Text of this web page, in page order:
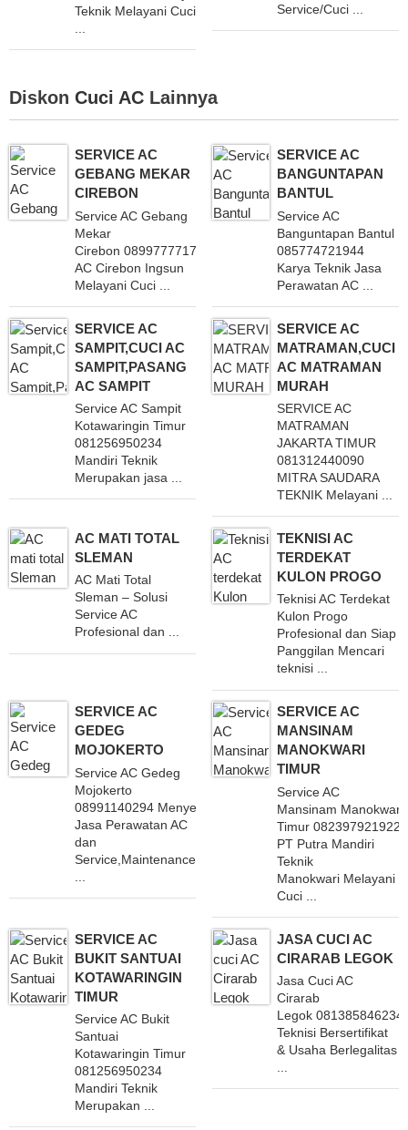
Teknik Melayani Cuci
Service/Cuci ...
Diskon Cuci AC Lainnya
SERVICE AC
GEBANG MEKAR
CIREBON
Service AC Gebang
Mekar
Cirebon 08997777171
AC Cirebon Ingsun
Melayani Cuci ...
SERVICE AC
BANGUNTAPAN
BANTUL
Service AC
Banguntapan Bantul
085774721944
Karya Teknik Jasa
Perawatan AC ...
SERVICE AC
SAMPIT,CUCI AC
SAMPIT,PASANG
AC SAMPIT
Service AC Sampit
Kotawaringin Timur
081256950234
Mandiri Teknik
Merupakan jasa ...
SERVICE AC
MATRAMAN,CUCI
AC MATRAMAN
MURAH
SERVICE AC
MATRAMAN
JAKARTA TIMUR
081312440090
MITRA SAUDARA
TEKNIK Melayani ...
AC MATI TOTAL
SLEMAN
AC Mati Total
Sleman – Solusi
Service AC
Profesional dan ...
TEKNISI AC
TERDEKAT
KULON PROGO
Teknisi AC Terdekat
Kulon Progo
Profesional dan Siap
Panggilan Mencari
teknisi ...
SERVICE AC
GEDEG
MOJOKERTO
Service AC Gedeg
Mojokerto
08991140294 Menyediakan
Jasa Perawatan AC
dan
Service,Maintenance
SERVICE AC
MANSINAM
MANOKWARI
TIMUR
Service AC
Mansinam Manokwari
Timur 082397921922
PT Putra Mandiri
Teknik
Manokwari Melayani
Cuci ...
SERVICE AC
BUKIT SANTUAI
KOTAWARINGIN
TIMUR
Service AC Bukit
Santuai
Kotawaringin Timur
081256950234
Mandiri Teknik
Merupakan ...
JASA CUCI AC
CIRARAB LEGOK
Jasa Cuci AC
Cirarab
Legok 081385846234
Teknisi Bersertifikat
& Usaha Berlegalitas
...